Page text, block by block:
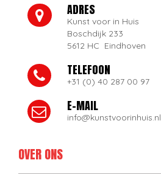
ADRES
Kunst voor in Huis
Boschdijk 233
5612 HC Eindhoven
TELEFOON
+31 (0) 40 287 00 97
E-MAIL
info@kunstvoorinhuis.nl
OVER ONS